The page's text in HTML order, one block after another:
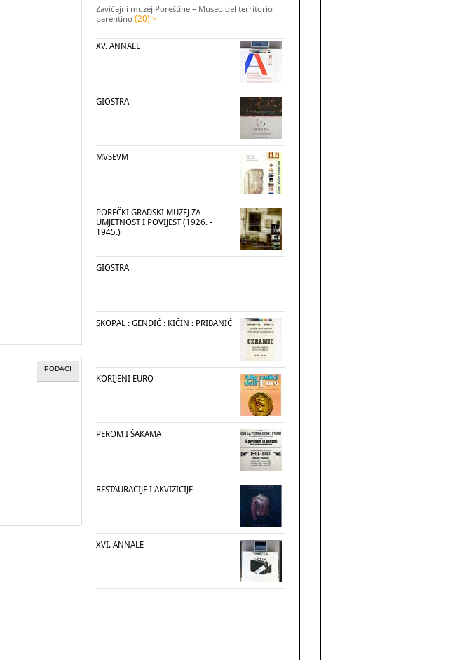
PODACI
Zavičajni muzej Poreštine – Museo del territorio
parentino (20) >
XV. ANNALE
GIOSTRA
MVSEVM
POREČKI GRADSKI MUZEJ ZA
UMJETNOST I POVIJEST (1926. -
1945.)
GIOSTRA
SKOPAL : GENDIĆ : KIČIN : PRIBANIĆ
KORIJENI EURO
PEROM I ŠAKAMA
RESTAURACIJE I AKVIZICIJE
XVI. ANNALE